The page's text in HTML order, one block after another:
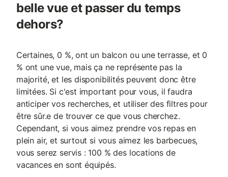
belle vue et passer du temps
dehors?
Certaines, 0 %, ont un balcon ou une terrasse, et 0
% ont une vue, mais ça ne représente pas la
majorité, et les disponibilités peuvent donc être
limitées. Si c'est important pour vous, il faudra
anticiper vos recherches, et utiliser des filtres pour
être sûr.e de trouver ce que vous cherchez.
Cependant, si vous aimez prendre vos repas en
plein air, et surtout si vous aimez les barbecues,
vous serez servis : 100 % des locations de
vacances en sont équipés.